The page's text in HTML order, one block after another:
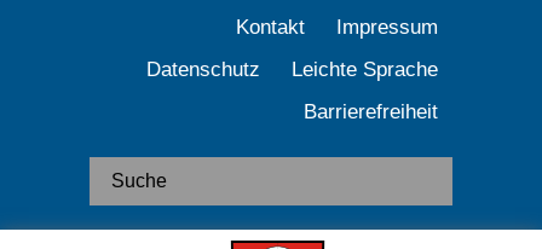
Kontakt
Impressum
Datenschutz
Leichte Sprache
Barrierefreiheit